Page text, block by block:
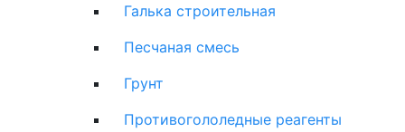
Галька строительная
Песчаная смесь
Грунт
Противогололедные реагенты